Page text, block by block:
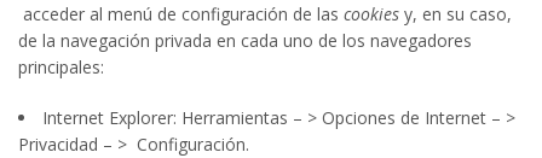
acceder al menú de configuración de las cookies y, en su caso,
de la navegación privada en cada uno de los navegadores
principales:
Internet Explorer: Herramientas – > Opciones de Internet – >
Privacidad – > Configuración.